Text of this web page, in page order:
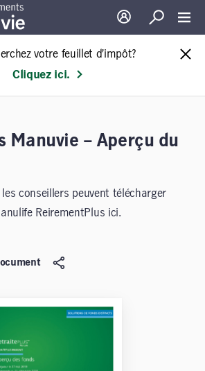
Ouverture de
Recherche
votre feuillet d’impôt?
Cliquez ici.
Manuvie – Aperçu du
les conseillers peuvent télécharger
ReirementPlus ici.